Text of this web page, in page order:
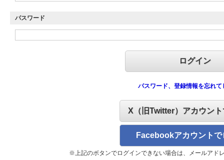
パスワード
パスワード、登録情報を忘れて
X（旧Twitter）アカウン
Facebookアカウントで
※上記のボタンでログインできない場合は、メールアド